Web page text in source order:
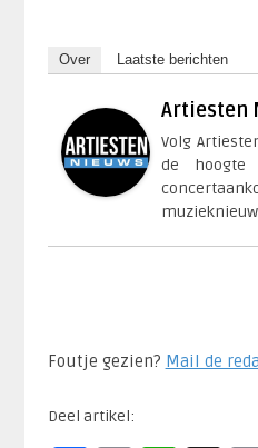
Over Laatste berichten
Artiesten
Volg
de hoogte
Foutje gezien? Mail de
Deel artikel: